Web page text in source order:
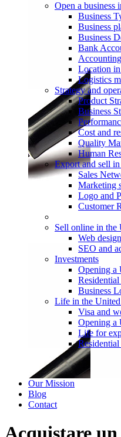
Open a business
Business
Business
Business
Bank
Location
Logistics
Strategy and
Product
Business
Cost and
Quality
Human
Export and sell
Sales
Marketing
Logo and
Customer
Sell online in the
Web
SEO and
Investments
Opening a
Residential
Business
Life in the United
Visa and
Opening a
Life for
Residential
Our Mission
Blog
Contact